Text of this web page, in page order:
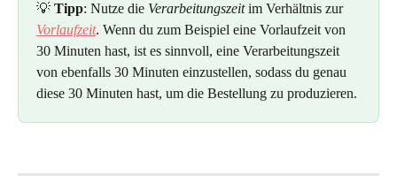
💡 Tipp: Nutze die Verarbeitungszeit im Verhältnis zur
Vorlaufzeit. Wenn du zum Beispiel eine Vorlaufzeit von
30 Minuten hast, ist es sinnvoll, eine Verarbeitungszeit
von ebenfalls 30 Minuten einzustellen, sodass du genau
diese 30 Minuten hast, um die Bestellung zu produzieren.